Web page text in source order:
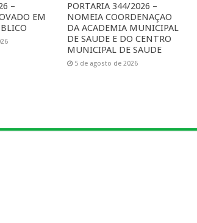
–
EM
PORTARIA 344/2026 –
NOMEIA COORDENAÇAO
DA ACADEMIA MUNICIPAL
DE SAUDE E DO CENTRO
MUNICIPAL DE SAUDE
5 de agosto de 2026